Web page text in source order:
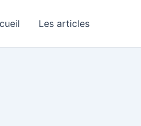
Les articles